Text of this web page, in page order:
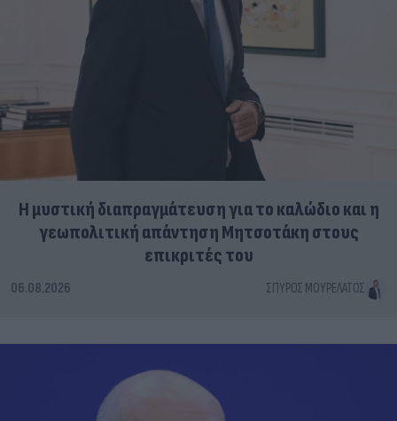
Η μυστική διαπραγμάτευση για το καλώδιο και η
γεωπολιτική απάντηση Μητσοτάκη στους
επικριτές του
06.08.2026 ΣΠΎΡΟΣ ΜΟΥΡΕΛΆΤΟΣ